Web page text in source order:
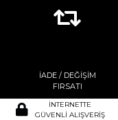
İADE / DEĞİŞİM
FIRSATI
İNTERNETTE
GÜVENLİ ALIŞVERİŞ